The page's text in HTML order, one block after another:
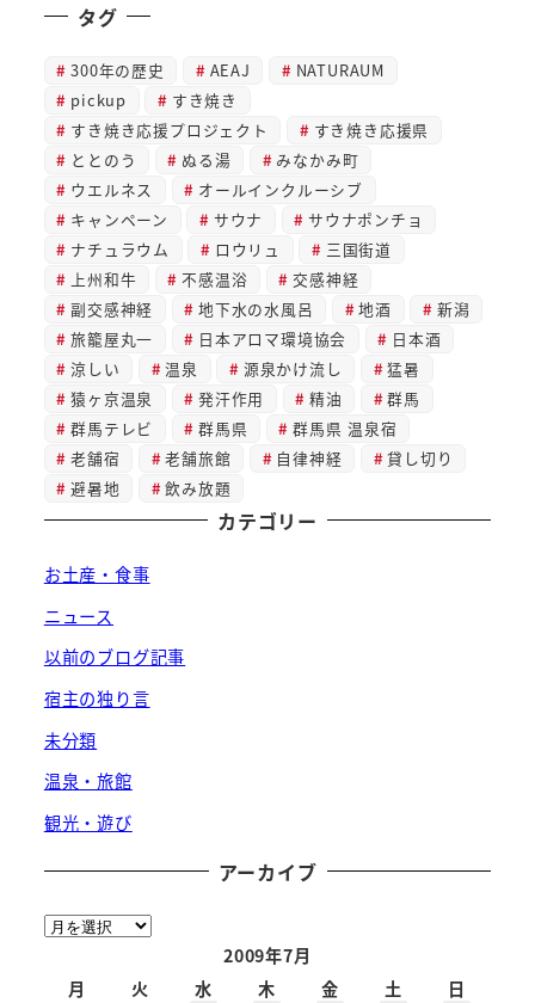
タグ
300年の歴史 AEAJ
NATURAUM
pickup
すき焼き
すき焼き応援プロジェクト
すき焼き応援県
ととのう
ぬる湯
みなかみ町
ウエルネス
オールインクルーシブ
キャンペーン
サウナ
サウナポンチョ
ナチュラウム
ロウリュ
三国街道
上州和牛
不感温浴
交感神経
副交感神経
地下水の水風呂 地酒
新潟
旅籠屋丸一
日本アロマ環境協会
日本酒
涼しい
温泉 源泉かけ流し
猛暑
猿ヶ京温泉
発汗作用 精油
群馬
群馬テレビ
群馬県
群馬県 温泉宿
老舗宿
老舗旅館 自律神経
貸し切り
避暑地
飲み放題
カテゴリー
お土産・食事
ニュース
以前のブログ記事
宿主の独り言
未分類
温泉・旅館
観光・遊び
アーカイブ
ア
2009年7月
月
火 水 木 金 土 日